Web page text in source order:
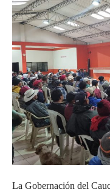
La Gobernación del